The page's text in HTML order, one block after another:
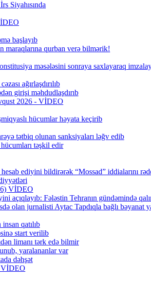
Siyahısında
başlayıb
maraqlarına qurban verə bilmərik!
məsələsini sonraya saxlayaraq
ağırlaşdırılıb
girişi məhdudlaşdırıb
2026 - VİDEO
hücumlar həyata keçirib
tətbiq olunan sanksiyaları ləğv edib
təşkil edir
ediyini bildirərək “Mossad” iddialarını
VİDEO
açıqlayıb: Fələstin Tehranın gündəmində
olan jurnalisti Aytac Tapdıqla bağlı bəyanat
qatılıb
start verilib
limanı tərk edə bilmir
yaralananlar var
dəhşət
VİDEO